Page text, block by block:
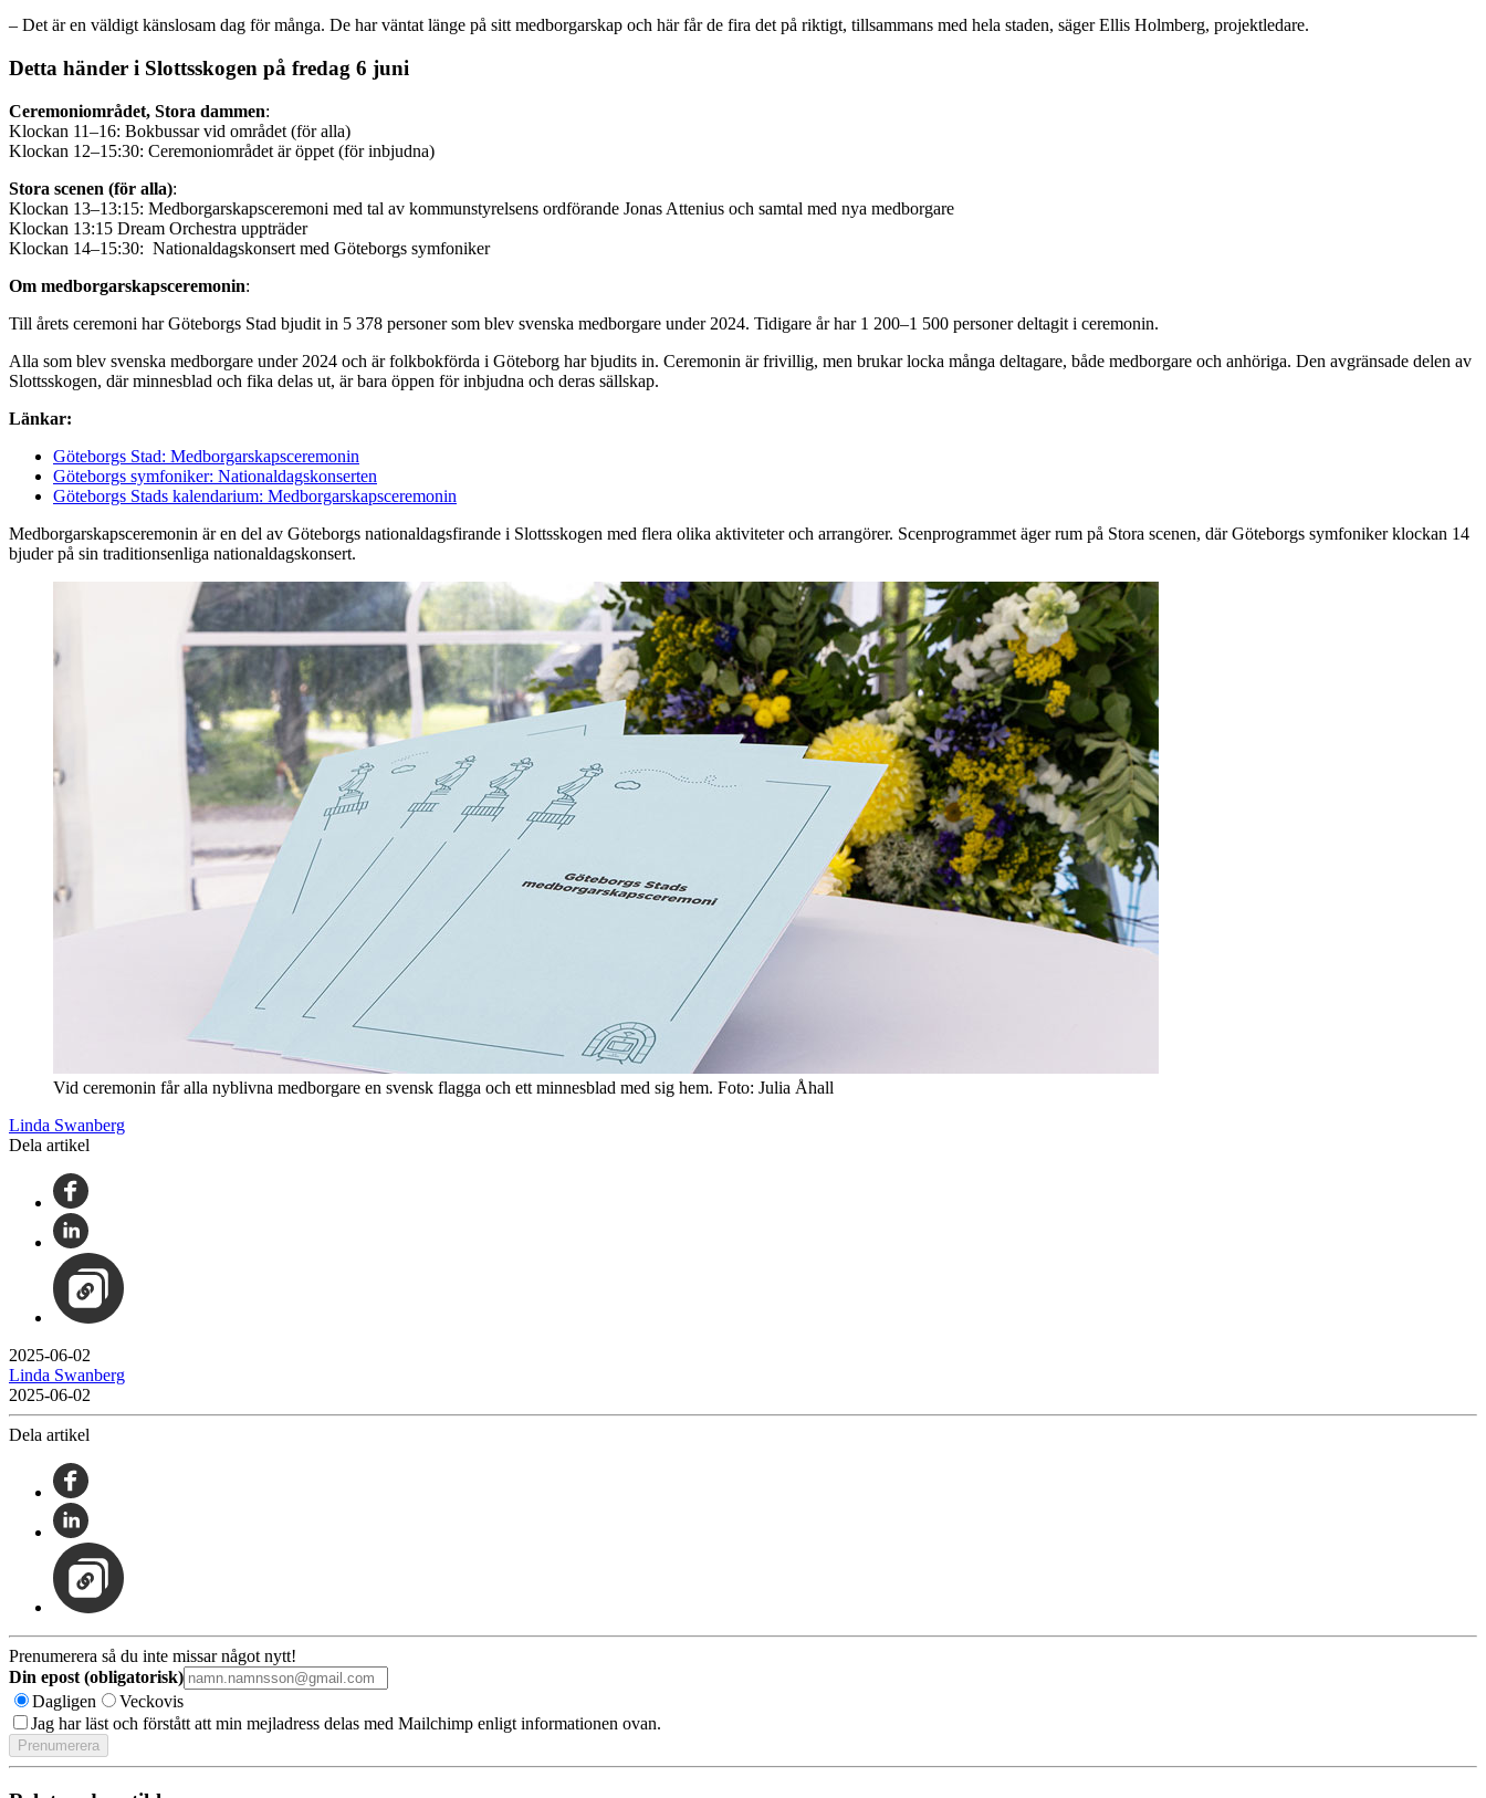
– Det är en väldigt känslosam dag för många. De har väntat länge på sitt medborgarskap och här får de fira det på riktigt, tillsammans med hela staden, säger Ellis Holmberg, projektledare.
Detta händer i Slottsskogen på fredag 6 juni
Ceremoniområdet, Stora dammen:
Klockan 11–16: Bokbussar vid området (för alla)
Klockan 12–15:30: Ceremoniområdet är öppet (för inbjudna)
Stora scenen (för alla):
Klockan 13–13:15: Medborgarskapsceremoni med tal av kommunstyrelsens ordförande Jonas Attenius och samtal med nya medborgare
Klockan 13:15 Dream Orchestra uppträder
Klockan 14–15:30: Nationaldagskonsert med Göteborgs symfoniker
Om medborgarskapsceremonin:
Till årets ceremoni har Göteborgs Stad bjudit in 5 378 personer som blev svenska medborgare under 2024. Tidigare år har 1 200–1 500 personer deltagit i ceremonin.
Alla som blev svenska medborgare under 2024 och är folkbokförda i Göteborg har bjudits in. Ceremonin är frivillig, men brukar locka många deltagare, både medborgare och anhöriga. Den avgränsade delen av
Slottsskogen, där minnesblad och fika delas ut, är bara öppen för inbjudna och deras sällskap.
Länkar:
Göteborgs Stad: Medborgarskapsceremonin
Göteborgs symfoniker: Nationaldagskonserten
Göteborgs Stads kalendarium: Medborgarskapsceremonin
Medborgarskapsceremonin är en del av Göteborgs nationaldagsfirande i Slottsskogen med flera olika aktiviteter och arrangörer. Scenprogrammet äger rum på Stora scenen, där Göteborgs symfoniker klockan 14
bjuder på sin traditionsenliga nationaldagskonsert.
Vid ceremonin får alla nyblivna medborgare en svensk flagga och ett minnesblad med sig hem. Foto: Julia Åhall
Linda Swanberg
Dela artikel
2025-06-02
Linda Swanberg
2025-06-02
Dela artikel
Prenumerera så du inte missar något nytt!
Din epost (obligatorisk)
Dagligen
Veckovis
Jag har läst och förstått att min mejladress delas med Mailchimp enligt informationen ovan.